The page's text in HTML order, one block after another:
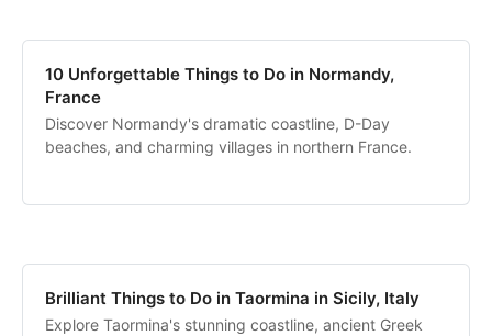
10 Unforgettable Things to Do in Normandy,
France
Discover Normandy's dramatic coastline, D-Day
beaches, and charming villages in northern France.
Brilliant Things to Do in Taormina in Sicily, Italy
Explore Taormina's stunning coastline, ancient Greek